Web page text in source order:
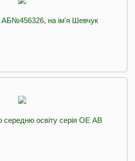
АБ№456326, на ім'я Шевчук
середню освіту серія ОЕ АВ